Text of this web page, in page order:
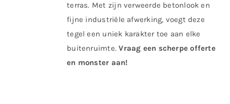
terras. Met zijn verweerde betonlook en
fijne industriële afwerking, voegt deze
tegel een uniek karakter toe aan elke
buitenruimte.Vraag een scherpe offerte
en monster aan!